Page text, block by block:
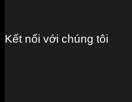
Kết nối với chúng tôi